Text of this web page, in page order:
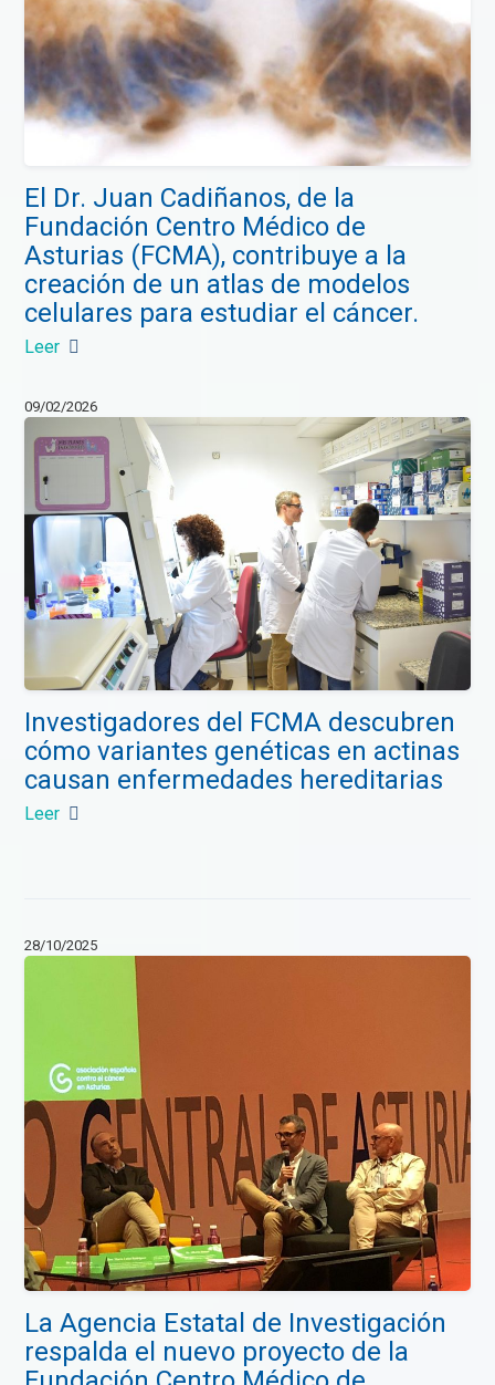
El Dr. Juan Cadiñanos, de la
Fundación Centro Médico de
Asturias (FCMA), contribuye a la
creación de un atlas de modelos
celulares para estudiar el cáncer.
Leer
09/02/2026
Investigadores del FCMA descubren
cómo variantes genéticas en actinas
causan enfermedades hereditarias
Leer
28/10/2025
La Agencia Estatal de Investigación
respalda el nuevo proyecto de la